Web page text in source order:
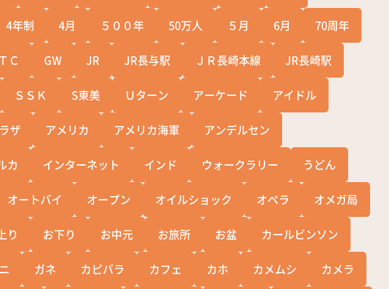
4年制 4月 ５００年 50万人 ５月 6月 70周年
Ｃ GW JR JR長与駅 ＪＲ長崎本線 JR長崎駅
ＳＳＫ S東美 Ｕターン アーケード アイドル
ザ アメリカ アメリカ海軍 アンデルセン
カ インターネット インド ウォークラリー うどん
オートバイ オープン オイルショック オペラ オメガ局
り お下り お中元 お旅所 お盆 カールビンソン
ガネ カピバラ カフェ カホ カメムシ カメラ